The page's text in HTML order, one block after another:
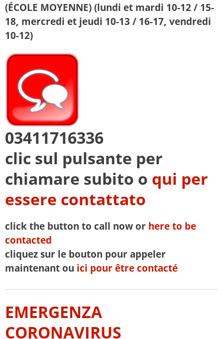
(ÉCOLE MOYENNE) (lundi et mardi 10-12 / 15-
18, mercredi et jeudi 10-13 / 16-17, vendredi
10-12)
03411716336
clic sul pulsante per
chiamare subito o qui per
essere contattato
click the button to call now or here to be
contacted
cliquez sur le bouton pour appeler
maintenant ou ici pour être contacté
EMERGENZA
CORONAVIRUS